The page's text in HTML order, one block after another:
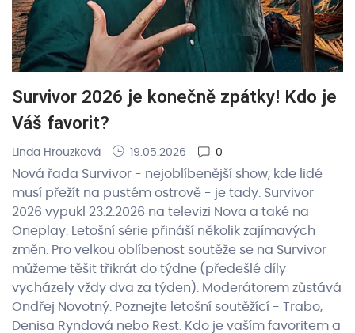
Survivor 2026 je konečně zpátky! Kdo je
Váš favorit?
Linda Hrouzková 19.05.2026 0
Nová řada Survivor - nejoblíbenější show, kde lidé
musí přežít na pustém ostrově - je tady. Survivor
2026 vypukl 23.2.2026 na televizi Nova a také na
Oneplay. Letošní série přináší několik zajímavých
změn. Pro velkou oblíbenost soutěže se na Survivor
můžeme těšit třikrát do týdne (předešlé díly
vycházely vždy dva za týden). Moderátorem zůstává
Ondřej Novotný. Poznejte letošní soutěžící - Trabo,
Denisa Ryndová nebo Rest. Kdo je vaším favoritem a